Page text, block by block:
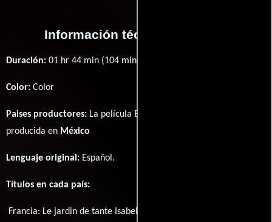
Información técnica y general
Duración: 01 hr 44 min (104 minutos) .
Color: Color
Paises productores: La película El jardín de la tía Isabel fué
producida en México
Lenguaje original: Español .
Títulos en cada país:
Francia: Le jardin de tante Isabelle